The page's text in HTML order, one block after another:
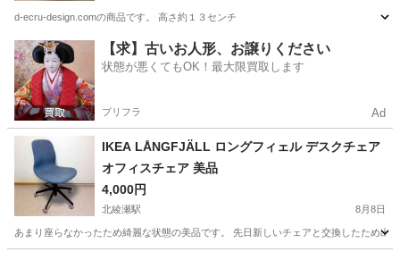
d-ecru-design.comの商品です。 高さ約１３センチ
東京 港区 田町駅 インテリア雑貨/小物
【求】古いお人形、お譲りください
状態が悪くてもOK！最大限買取します
プリフラ Ad
IKEA LÅNGFJÄLL ロングフィェル デスクチェア
オフィスチェア 美品
4,000円
北綾瀬駅 8月8日
あまり座らなかったため綺麗な状態の美品です。 先日新しいチェアと交換したため